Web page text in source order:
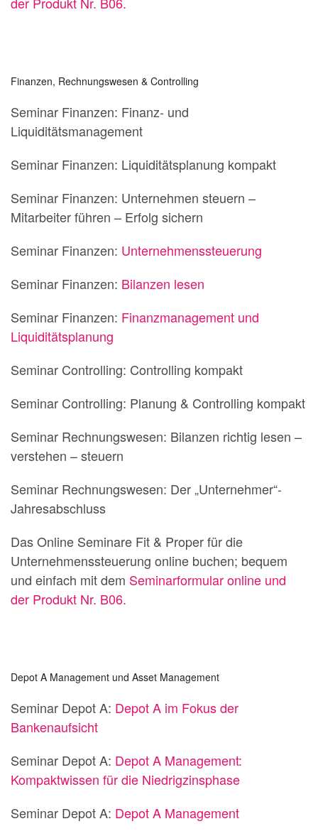
Finanzen, Rechnungswesen & Controlling
Seminar Finanzen: Finanz- und
Liquiditätsmanagement
Seminar Finanzen: Liquiditätsplanung kompakt
Seminar Finanzen: Unternehmen steuern –
Mitarbeiter führen – Erfolg sichern
Seminar Finanzen: Unternehmenssteuerung
Seminar Finanzen: Bilanzen lesen
Seminar Finanzen: Finanzmanagement und
Liquiditätsplanung
Seminar Controlling: Controlling kompakt
Seminar Controlling: Planung & Controlling kompakt
Seminar Rechnungswesen: Bilanzen richtig lesen –
verstehen – steuern
Seminar Rechnungswesen: Der „Unternehmer“-
Jahresabschluss
Das Online Seminare Fit & Proper für die
Unternehmenssteuerung online buchen; bequem
und einfach mit dem Seminarformular online und
der Produkt Nr. B06.
Depot A Management und Asset Management
Seminar Depot A: Depot A im Fokus der
Bankenaufsicht
Seminar Depot A: Depot A Management:
Kompaktwissen für die Niedrigzinsphase
Seminar Depot A: Depot A Management